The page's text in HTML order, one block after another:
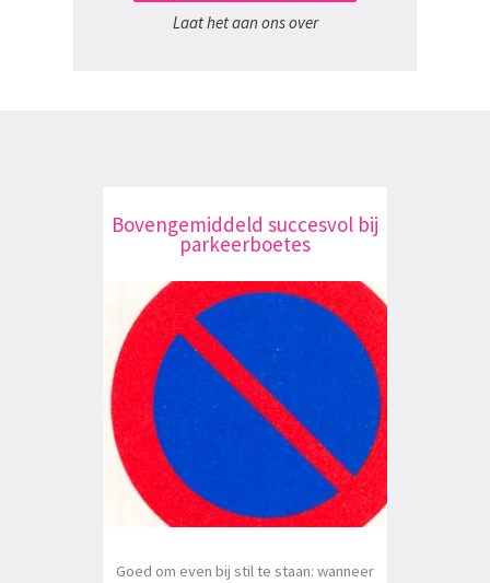
Laat het aan ons over
Bovengemiddeld succesvol bij
parkeerboetes
Goed om even bij stil te staan: wanneer